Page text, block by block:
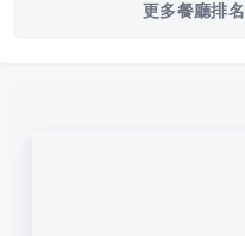
更多餐廳排名